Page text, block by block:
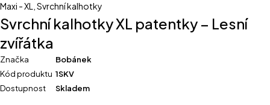
Maxi - XL Svrchní kalhotky
Svrchní kalhotky XL patentky – Lesní
zvířátka
Značka
Bobánek
Kód produktu 1SKV
Dostupnost
Skladem